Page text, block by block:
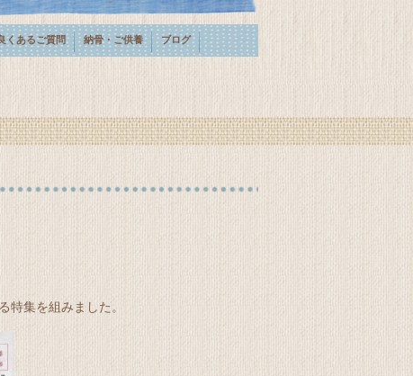
くあるご質問 納骨・ご供養 ブログ
特集を組みました。